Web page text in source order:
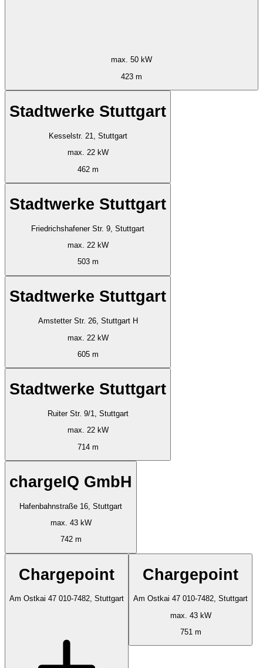
max. 50 kW
423 m
Stadtwerke Stuttgart
Kesselstr. 21, Stuttgart
max. 22 kW
462 m
Stadtwerke Stuttgart
Friedrichshafener Str. 9, Stuttgart
max. 22 kW
503 m
Stadtwerke Stuttgart
Amstetter Str. 26, Stuttgart H
max. 22 kW
605 m
Stadtwerke Stuttgart
Ruiter Str. 9/1, Stuttgart
max. 22 kW
714 m
chargeIQ GmbH
Hafenbahnstraße 16, Stuttgart
max. 43 kW
742 m
Chargepoint
Am Ostkai 47 010-7482, Stuttgart
Chargepoint
Am Ostkai 47 010-7482, Stuttgart
max. 43 kW
751 m